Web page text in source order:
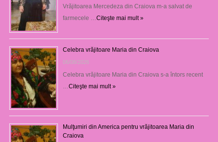
Vrăjitoarea Mercedeza din Craiova m-a salvat de
farmecele … Citeşte mai mult »
Celebra vrăjitoare Maria din Craiova
06/08/2026
Celebra vrăjitoare Maria din Craiova s-a întors recent
Citeşte mai mult »
Mulţumiri din America pentru vrăjitoarea Maria din
Craiova